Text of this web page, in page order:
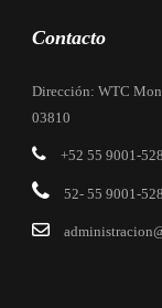
Contacto
Dirección: WTC
03810
+52 55 9001-
52- 55 9001-